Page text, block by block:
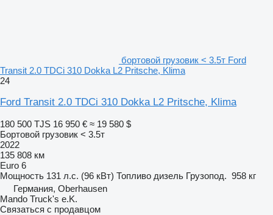
бортовой грузовик < 3.5т Ford
Transit 2.0 TDCi 310 Dokka L2 Pritsche, Klima
24
Ford Transit 2.0 TDCi 310 Dokka L2 Pritsche, Klima
180 500 TJS 16 950 € ≈ 19 580 $
Бортовой грузовик < 3.5т
2022
135 808 км
Euro 6
Мощность 131 л.с. (96 кВт) Топливо дизель Грузопод. 958 кг
Германия, Oberhausen
Mando Truck's e.K.
Связаться с продавцом